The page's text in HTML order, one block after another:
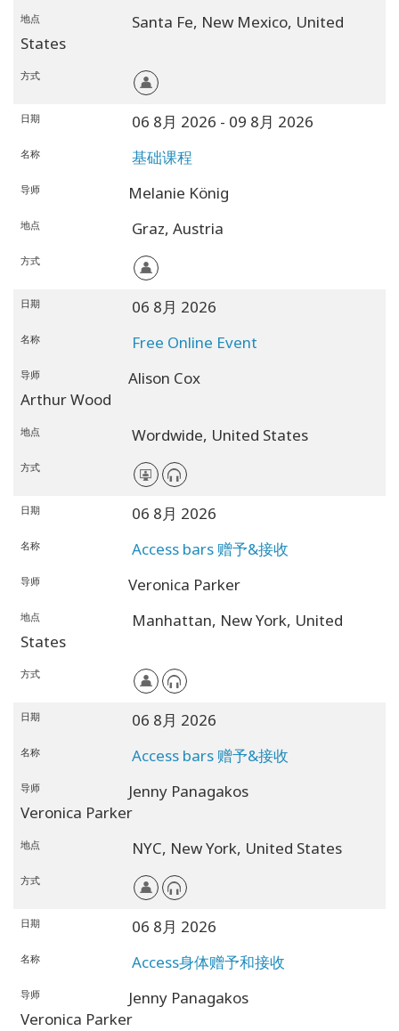
地点 Santa Fe, New Mexico, United
States
方式
日期 06 8月 2026 - 09 8月 2026
名称 基础课程
导师 Melanie König
地点 Graz, Austria
方式
日期 06 8月 2026
名称 Free Online Event
导师
Alison Cox
Arthur Wood
地点 Wordwide, United States
方式
日期 06 8月 2026
名称 Access bars 赠予&接收
导师 Veronica Parker
地点 Manhattan, New York, United
States
方式
日期 06 8月 2026
名称 Access bars 赠予&接收
导师
Jenny Panagakos
Veronica Parker
地点 NYC, New York, United States
方式
日期 06 8月 2026
名称 Access身体赠予和接收
导师
Jenny Panagakos
Veronica Parker